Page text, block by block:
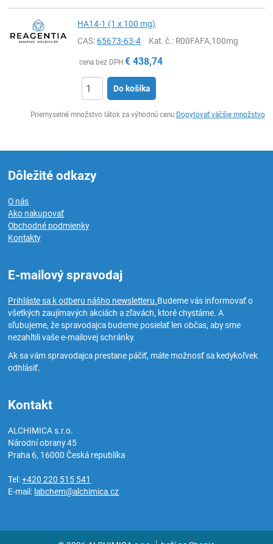
HA14-1 (1 x 100 mg)
CAS:65673-63-4 Kat. č.: R00FAFA,100mg
cena bez DPH € 438,74
Do košíka
Priemyselné množstvo látok za výhodnú cenu Dopytovať väčšie množstvo
Dôležité odkazy
O nás
Ako nakupovať
Obchodné podmienky
Kontakty
E-mailový spravodaj
Prihláste sa k odberu nášho newsletteru.Budeme vás informovať o
všetkých zaujímavých akciách a zľavách, ktoré chystáme. A
sľubujeme, že spravodajca budeme posielať len občas, aby sme
nezahltili vaše e-mailovej schránky.
Ak sa vám spravodajca prestane páčiť, máte možnosť sa kedykoľvek
odhlásiť.
Kontakt
ALCHIMICA s.r.o.
Národní obrany 45
Praha 6, 16000Česká republika
Tel:+420 220 515 541
E-mail: labchem@alchimica.cz